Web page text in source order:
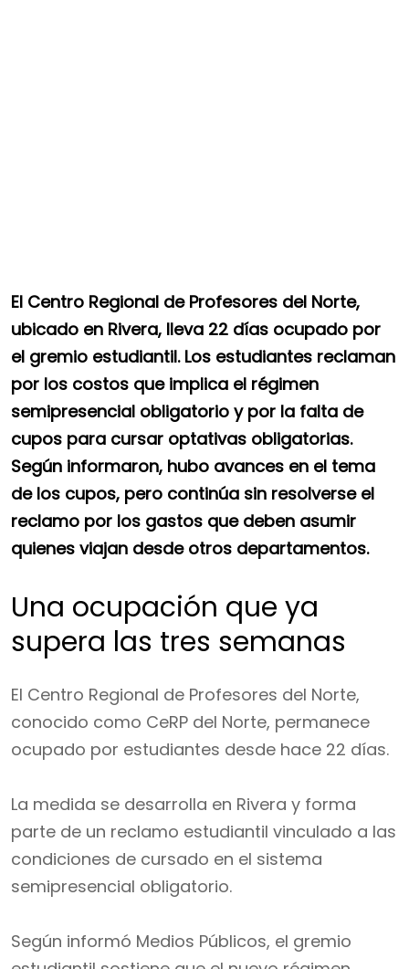
El Centro Regional de Profesores del Norte,
ubicado en Rivera, lleva 22 días ocupado por
el gremio estudiantil. Los estudiantes reclaman
por los costos que implica el régimen
semipresencial obligatorio y por la falta de
cupos para cursar optativas obligatorias.
Según informaron, hubo avances en el tema
de los cupos, pero continúa sin resolverse el
reclamo por los gastos que deben asumir
quienes viajan desde otros departamentos.
Una ocupación que ya
supera las tres semanas
El Centro Regional de Profesores del Norte,
conocido como CeRP del Norte, permanece
ocupado por estudiantes desde hace 22 días.
La medida se desarrolla en Rivera y forma
parte de un reclamo estudiantil vinculado a las
condiciones de cursado en el sistema
semipresencial obligatorio.
Según informó Medios Públicos, el gremio